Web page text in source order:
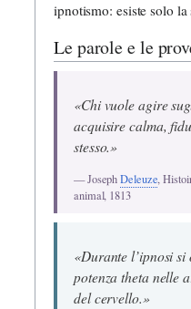
ipnotismo: esiste solo la
Le parole e le
«Chi vuole agire
acquisire calma,
stesso.»
— JosephDeleuze,
animal, 1813
«Durante l’ipnosi si
potenza theta nelle
del cervello.»